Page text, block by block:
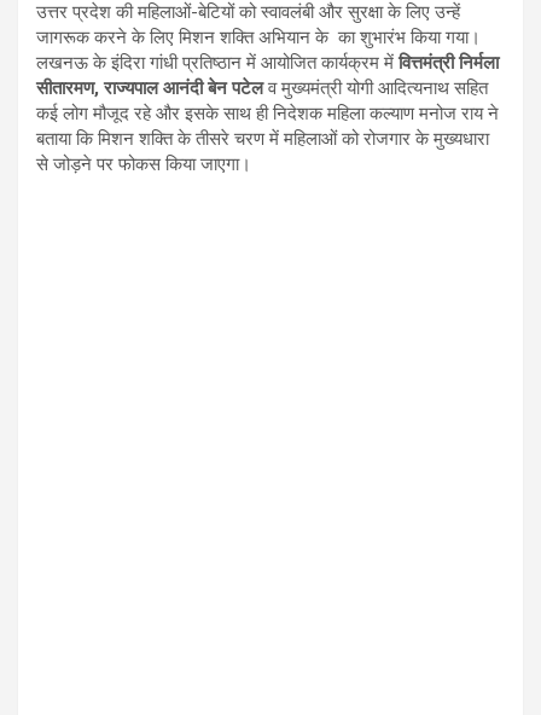
उत्तर प्रदेश की महिलाओं-बेटियों को स्वावलंबी और सुरक्षा के लिए उन्हें
जागरूक करने के लिए मिशन शक्ति अभियान के का शुभारंभ किया गया।
लखनऊ के इंदिरा गांधी प्रतिष्ठान में आयोजित कार्यक्रम मेंवित्तमंत्री निर्मला
सीतारमण, राज्यपाल आनंदी बेन पटेलव मुख्यमंत्री योगी आदित्यनाथ सहित
कई लोग मौजूद रहे और इसके साथ ही निदेशक महिला कल्याण मनोज राय ने
बताया कि मिशन शक्ति के तीसरे चरण में महिलाओं को रोजगार के मुख्यधारा
से जोड़ने पर फोकस किया जाएगा।